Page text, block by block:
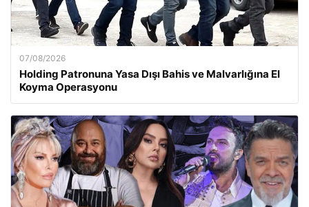
07/08/2026
Holding Patronuna Yasa Dışı Bahis ve Malvarlığına El
Koyma Operasyonu